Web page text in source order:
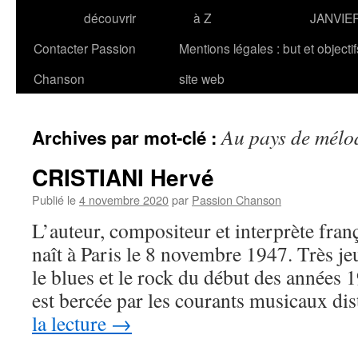
découvrir
à Z
Contacter Passion
Chanson
Mentions légales : but et
site web
Archives par mot-clé :Au pays de
CRISTIANI Hervé
Publié le4 novembre 2020par Passion Chanson
L’auteur, compositeur et interprète
naît à Paris le 8 novembre 1947. Très
le blues et le rock du début des années
est bercée par les courants musicaux
la lecture →